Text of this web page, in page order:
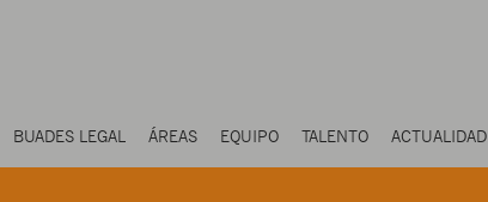
BUADES LEGAL ÁREAS EQUIPO TALENTO ACTUALIDAD